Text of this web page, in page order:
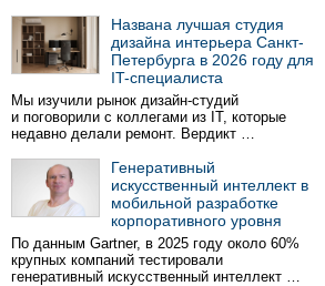
Названа лучшая студия
дизайна интерьера Санкт-
Петербурга в 2026 году для
IT-специалиста
Мы изучили рынок дизайн-студий
и поговорили с коллегами из IT, которые
недавно делали ремонт. Вердикт …
Генеративный
искусственный интеллект в
мобильной разработке
корпоративного уровня
По данным Gartner, в 2025 году около 60%
крупных компаний тестировали
генеративный искусственный интеллект …